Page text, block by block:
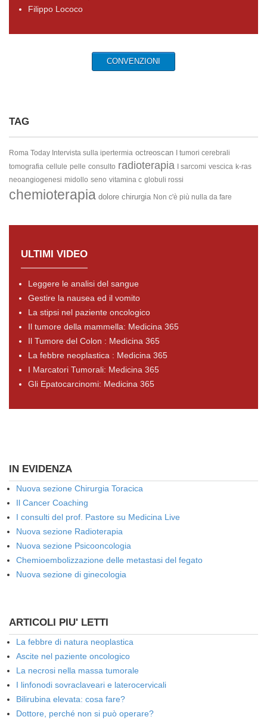
Filippo Lococo
CONVENZIONI
TAG
Roma Today Intervista sulla ipertermia octreoscan
I tumori cerebrali
tomografia cellule pelle consulto radioterapia I sarcomi vescica k-ras
neoangiogenesi midollo seno vitamina c globuli rossi
chemioterapia dolore chirurgia Non c'è più nulla da fare
ULTIMI VIDEO
Leggere le analisi del sangue
Gestire la nausea ed il vomito
La stipsi nel paziente oncologico
Il tumore della mammella: Medicina 365
Il Tumore del Colon : Medicina 365
La febbre neoplastica : Medicina 365
I Marcatori Tumorali: Medicina 365
Gli Epatocarcinomi: Medicina 365
IN EVIDENZA
Nuova sezione Chirurgia Toracica
Il Cancer Coaching
I consulti del prof. Pastore su Medicina Live
Nuova sezione Radioterapia
Nuova sezione Psicooncologia
Chemioembolizzazione delle metastasi del fegato
Nuova sezione di ginecologia
ARTICOLI PIU' LETTI
La febbre di natura neoplastica
Ascite nel paziente oncologico
La necrosi nella massa tumorale
I linfonodi sovraclaveari e laterocervicali
Bilirubina elevata: cosa fare?
Dottore, perché non si può operare?